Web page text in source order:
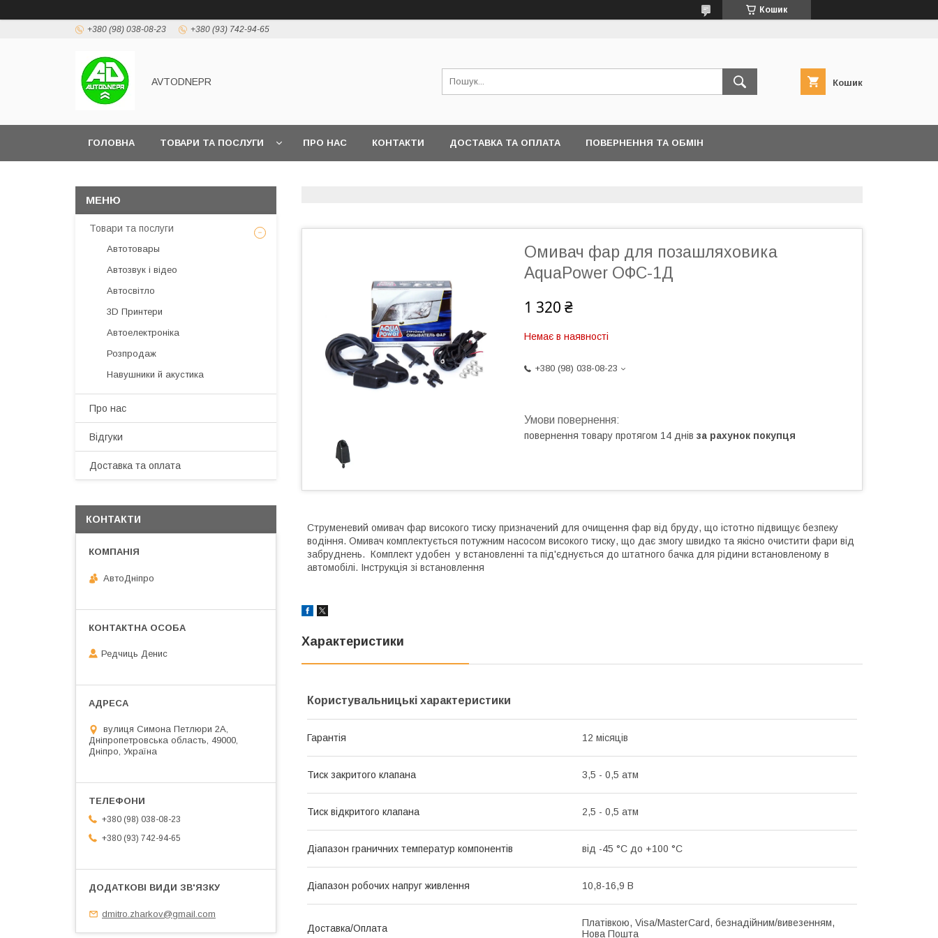
Кошик
+380 (98) 038-08-23 +380 (93) 742-94-65
AVTODNEPR Кошик
ГОЛОВНА ТОВАРИ ТА ПОСЛУГИ ПРО НАС КОНТАКТИ ДОСТАВКА ТА ОПЛАТА ПОВЕРНЕННЯ ТА ОБМІН
Омивач фар для позашляховика
AquaPower ОФС-1Д
1 320 ₴
Немає в наявності
+380 (98) 038-08-23
повернення товару протягом 14 днів за рахунок покупця
Струменевий омивач фар високого тиску призначений для очищення фар від бруду, що істотно підвищує безпеку
водіння. Омивач комплектується потужним насосом високого тиску, що дає змогу швидко та якісно очистити фари від
забруднень. Комплект удобен у встановленні та під'єднується до штатного бачка для рідини встановленому в
автомобілі. Інструкція зі встановлення
Характеристики
Користувальницькі характеристики
Гарантія 12 місяців
Тиск закритого клапана 3,5 - 0,5 атм
Тиск відкритого клапана 2,5 - 0,5 атм
Діапазон граничних температур компонентів від -45 °C до +100 °C
Діапазон робочих напруг живлення 10,8-16,9 В
Доставка/Оплата
Платівкою, Visa/MasterCard, безнадійним/вивезенням,
Нова Пошта
Товари та послуги
Автотовары
Автозвук і відео
Автосвітло
3D Принтери
Автоелектроніка
Розпродаж
Навушники й акустика
Про нас
Відгуки
Доставка та оплата
КОНТАКТИ
АвтоДнiпро
Редчиць Денис
вулиця Симона Петлюри 2А,
Дніпропетровська область, 49000,
Дніпро, Україна
+380 (98) 038-08-23
+380 (93) 742-94-65
dmitro.zharkov@gmail.com